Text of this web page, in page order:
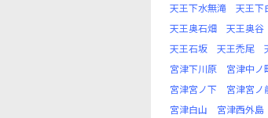
天王下水無滝
天王下
天王奥石畑
天王奥谷
天王石坂
天王禿尾
宮津下川原
宮津中ノ
宮津宮ノ下
宮津宮ノ
宮津白山
宮津西外島